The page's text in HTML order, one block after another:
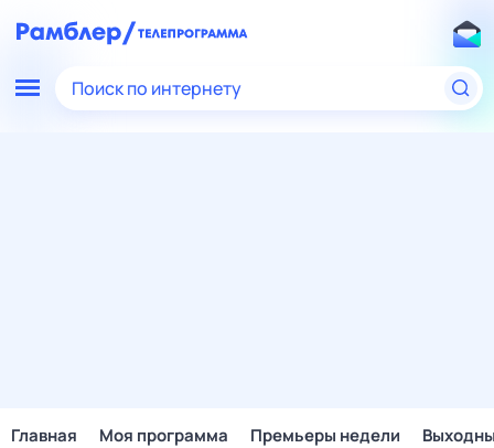
Поиск по интернету
Главная Моя программа Премьеры недели